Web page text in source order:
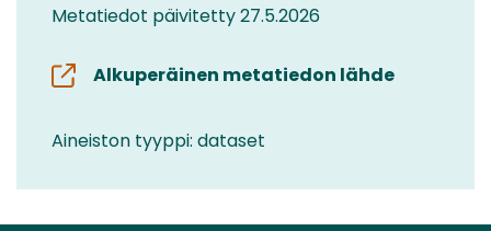
Metatiedot päivitetty 27.5.2026
Alkuperäinen metatiedon lähde
Aineiston tyyppi: dataset